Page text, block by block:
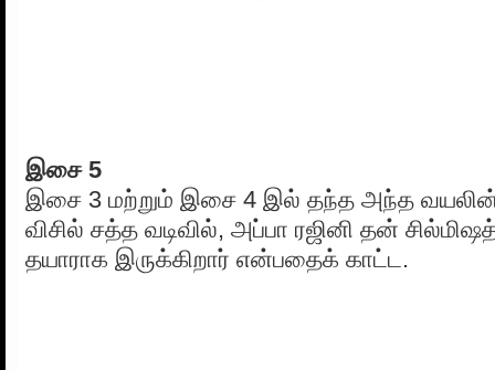
இசை 5
இசை 3 மற்றும் இசை 4 இல் தந்த அந்த
விசில் சத்த வடிவில், அப்பா ரஜினி தன்
தயாராக இருக்கிறார் என்பதைக் காட்ட.